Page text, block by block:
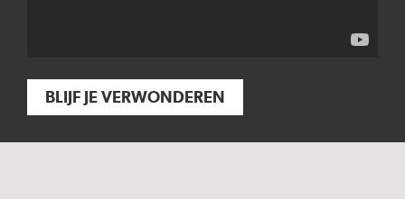
BLIJF JE VERWONDEREN